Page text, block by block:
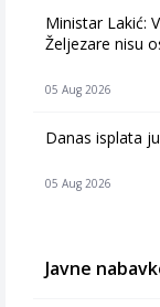
Ministar Lakić:
Željezare nisu
05 Aug 2026
Danas isplata
05 Aug 2026
Javne